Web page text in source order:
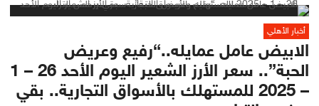
أخبار الأهلي
الابيض عامل عمايله..“رفيع وعريض
الحبة”.. سعر الأرز الشعير اليوم الأحد 26 – 1
– 2025 للمستهلك بالأسواق التجارية.. بقي